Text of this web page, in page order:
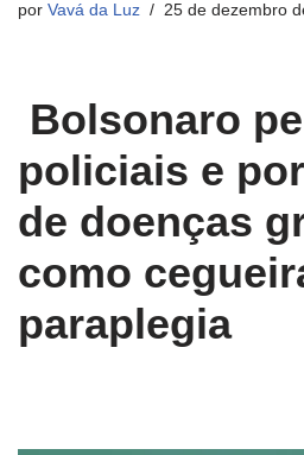
por Vavá da Luz 25 de dezembro
Bolsonaro
policiais e
de doenças
como
paraplegia